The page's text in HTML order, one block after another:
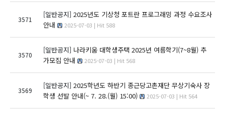
3571
[일반공지] 2025년도 기상청 포트란 프로그래밍 과정 수요조사
안내
2025-07-03 | Hit 588
3570
[일반공지] 나라키움 대학생주택 2025년 여름학기(7~8월) 추
가모집 안내
2025-07-03 | Hit 568
3569
[일반공지] 2025학년도 하반기 종근당고촌재단 무상기숙사 장
학생 선발 안내(~ 7. 28.(월) 15:00)
2025-07-03 | Hit 564